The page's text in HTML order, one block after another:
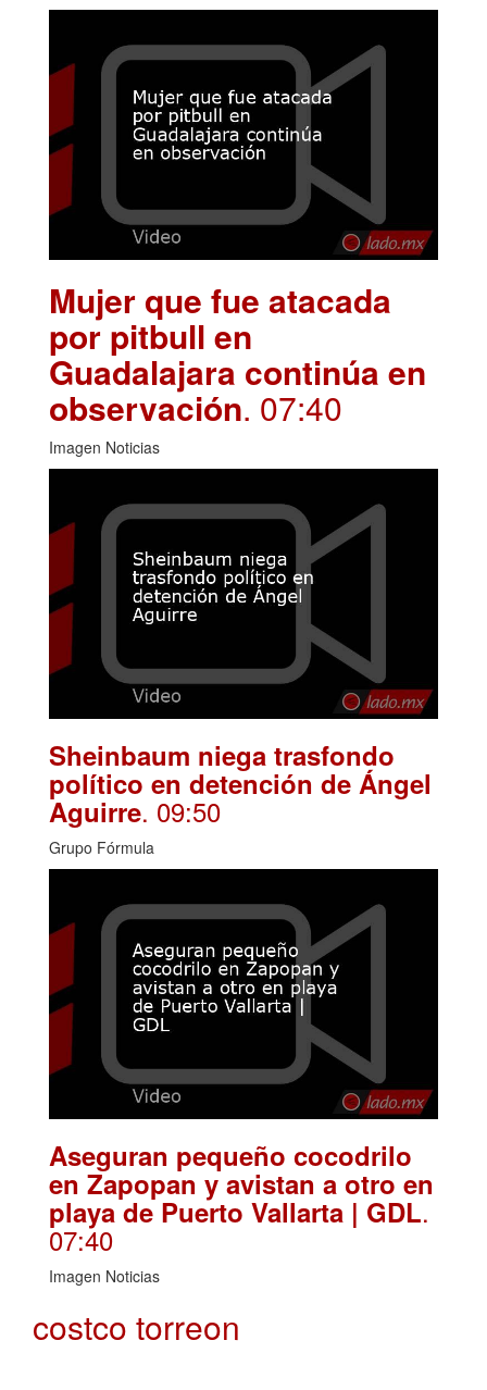
Mujer que fue atacada
por pitbull en
Guadalajara continúa en
observación. 07:40
Imagen Noticias
Sheinbaum niega trasfondo
político en detención de Ángel
Aguirre. 09:50
Grupo Fórmula
Aseguran pequeño cocodrilo
en Zapopan y avistan a otro en
playa de Puerto Vallarta | GDL.
07:40
Imagen Noticias
costco torreon